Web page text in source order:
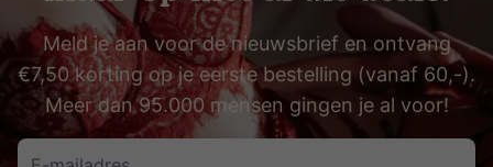
Meld je aan voor de nieuwsbrief en ontvang
€7,50 korting op je eerste bestelling (vanaf 60,-).
Meer dan 95.000 mensen gingen je al voor!